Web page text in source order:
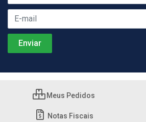
Meus Pedidos
Notas Fiscais